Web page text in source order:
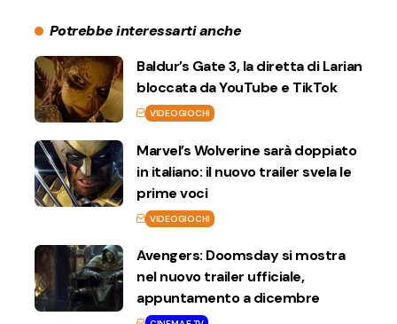
Potrebbe interessarti anche
Baldur’s Gate 3, la diretta di Larian
bloccata da YouTube e TikTok
VIDEOGIOCHI
Marvel’s Wolverine sarà doppiato
in italiano: il nuovo trailer svela le
prime voci
VIDEOGIOCHI
Avengers: Doomsday si mostra
nel nuovo trailer ufficiale,
appuntamento a dicembre